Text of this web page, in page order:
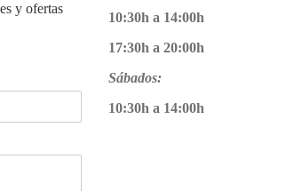
y ofertas
10:30h a 14:00h
17:30h a 20:00h
Sábados:
10:30h a 14:00h